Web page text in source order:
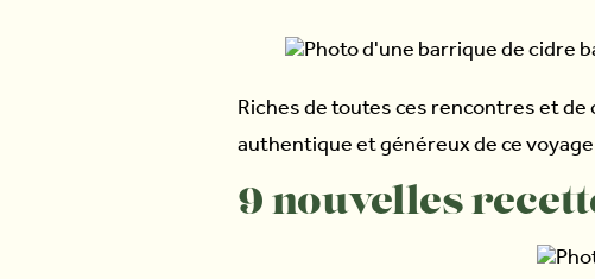
Riches de toutes ces rencontres et de
authentique et généreux de ce
9 nouvelles